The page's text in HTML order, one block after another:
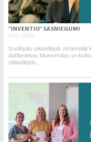
"INVENTIO" SASNIEGUMI
07.07.2026.
Studējošo izklaidējoši zinātniskā
dalībniekus. Ekonomikas un
izklaidējoši...